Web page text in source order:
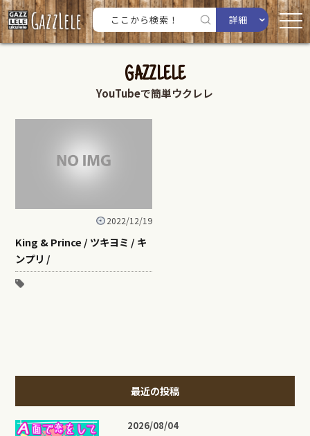
詳細
GAZZLELE
YouTubeで簡単ウクレレ
2022/12/19
King & Prince / ツキヨミ / キ
ンプリ /
最近の投稿
2026/08/04